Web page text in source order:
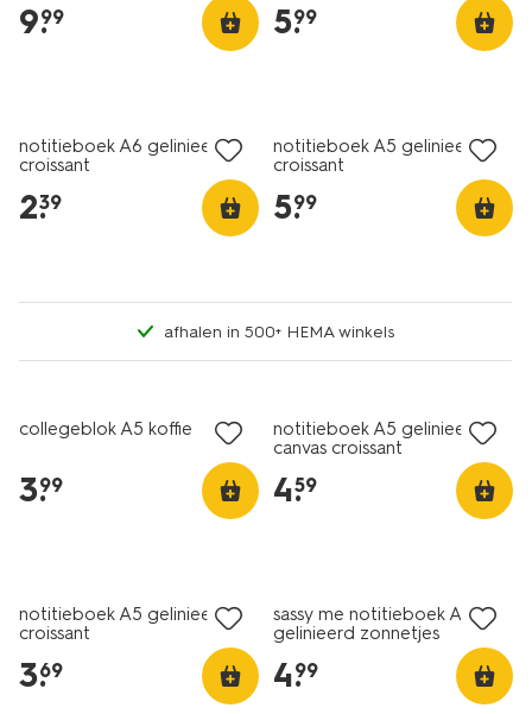
9.
99 5.
99
notitieboek A6 gelinieerd
croissant
2.
39
notitieboek A5 gelinieerd
croissant
5.
99
afhalen in 500+ HEMA winkels
collegeblok A5 koffie
3.
99
notitieboek A5 gelinieerd
canvas croissant
4.
59
notitieboek A5 gelinieerd
croissant
3.
69
sassy me notitieboek A5
gelinieerd zonnetjes
4.
99